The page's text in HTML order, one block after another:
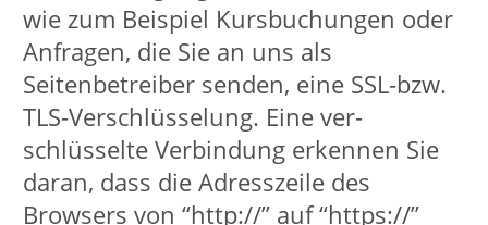
Vor- und Nachname
ggf. Straße Hausnummer,
Postleitzahl, Ort
ggf. Telefonnummer
E-Mail-Adresse
Text der Anfrage
bei Online-Kursanmeldungen:
Vor- und Nachname